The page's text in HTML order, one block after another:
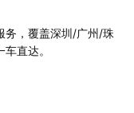
务，覆盖深圳/广州/珠
直达。